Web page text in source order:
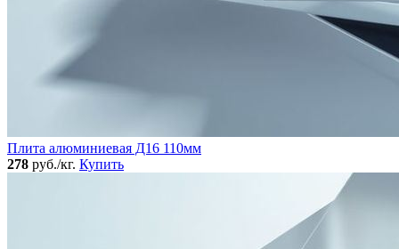
Плита алюминиевая Д16 110мм
278 руб./кг. Купить